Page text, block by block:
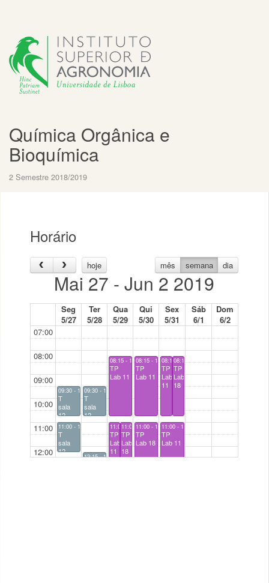
Química Orgânica e
Bioquímica
2 Semestre 2018/2019
Horário
hoje mês semana dia
Mai 27 - Jun 2 2019
Seg
5/27
Ter
5/28
Qua
5/29
Qui
5/30
Sex
5/31
Sáb
6/1
Dom
6/2
07:00
08:00
09:00
10:00
11:00
12:00
09:30 - 10:45
T
sala
12
11:00 - 12:15
T
sala
12
09:30 - 10:45
T
sala
12
12:15 - 13:30
08:15 - 10:45
TP
Lab 11
11:00 - 13:30
TP
Lab
11
11:00 - 13:30
TP
Lab
18
08:15 - 10:45
TP
Lab 11
11:00 - 13:30
TP
Lab 18
08:15 - 10:45
TP
Lab
11
08:15 - 10:45
TP
Lab
18
11:00 - 13:30
TP
Lab 11